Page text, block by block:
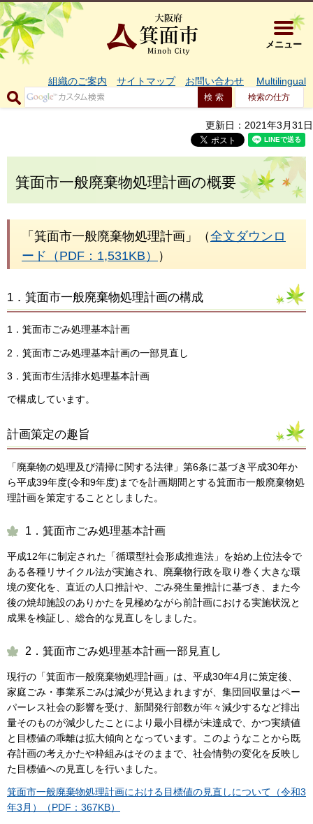
大阪府箕
メニュー
組織のご案内 サイトマップ お問い合わせ Multilingual
検索の仕方
更新日：2021年3月31日
箕面市一般廃棄物処理計画の概要
「箕面市一般廃棄物処理計画」（全文ダウンロ
ード（PDF：1,531KB）
）
1．箕面市一般廃棄物処理計画の構成
1．箕面市ごみ処理基本計画
2．箕面市ごみ処理基本計画の一部見直し
3．箕面市生活排水処理基本計画
で構成しています。
計画策定の趣旨
「廃棄物の処理及び清掃に関する法律」第6条に基づき平成30年か
ら平成39年度(令和9年度)までを計画期間とする箕面市一般廃棄物処
理計画を策定することとしました。
1．箕面市ごみ処理基本計画
平成12年に制定された「循環型社会形成推進法」を始め上位法令で
ある各種リサイクル法が実施され、廃棄物行政を取り巻く大きな環
境の変化を、直近の人口推計や、ごみ発生量推計に基づき、また今
後の焼却施設のありかたを見極めながら前計画における実施状況と
成果を検証し、総合的な見直しをしました。
2．箕面市ごみ処理基本計画一部見直し
現行の「箕面市一般廃棄物処理計画」は、平成30年4月に策定後、
家庭ごみ・事業系ごみは減少が見込まれますが、集団回収量はペー
パーレス社会の影響を受け、新聞発行部数が年々減少するなど排出
量そのものが減少したことにより最小目標が未達成で、かつ実績値
と目標値の乖離は拡大傾向となっています。このようなことから既
存計画の考えかたや枠組みはそのままで、社会情勢の変化を反映し
た目標値への見直しを行いました。
箕面市一般廃棄物処理計画における目標値の見直しについて（令和3
年3月）（PDF：367KB）